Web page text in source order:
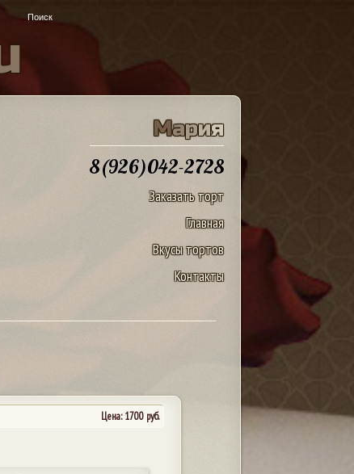
Мария
8(926)042-2728
Заказать торт
Главная
Вкусы тортов
Контакты
Цена:1700 руб.